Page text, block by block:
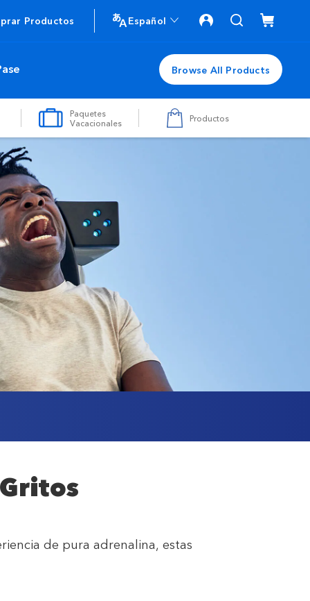
Productos Español
Browse All Products
Paquetes
Vacacionales
Productos
de pura adrenalina, estas